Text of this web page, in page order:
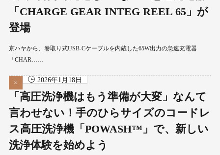
「CHARGE GEAR INTEG REEL 65」が
登場
京ハヤから、巻取り式USB-Cケーブルを内蔵した65W出力の急速充電器
「CHAR……
2026年1月18日
「高圧洗浄機はもう準備が大変」なんて
言わせない！手のひらサイズのコードレ
ス高圧洗浄機「POWASH™」で、新しい
洗浄体験を始めよう